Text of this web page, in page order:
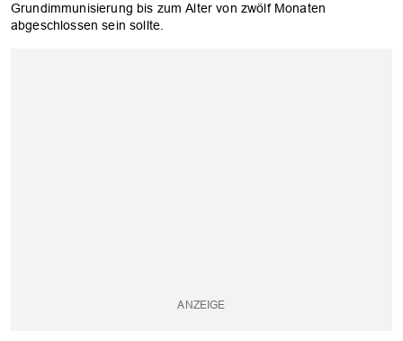
Grundimmunisierung bis zum Alter von zwölf Monaten
abgeschlossen sein sollte.